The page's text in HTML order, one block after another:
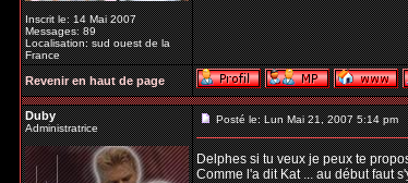
Inscrit le: 14 Mai 2007
Messages: 89
Localisation: sud ouest de la
France
Revenir en haut de page
Duby
Administratrice
Posté le: Lun Mai 21, 2007 5:14 pm
Delphes si tu veux je peux te
Comme l'a dit Kat ... au début faut